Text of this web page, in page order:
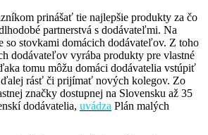
prinášať tie najlepšie produkty za čo
partnerstvá s dodávateľmi. Na
so stovkami domácich dodávateľov. Z toho
dodávateľov vyrába produkty pre vlastné
tomu môžu domáci dodávatelia vstúpiť
ďalej rásť či prijímať nových kolegov. Zo
značky dostupnej na Slovensku až 35
dodávatelia, uvádza Plán malých